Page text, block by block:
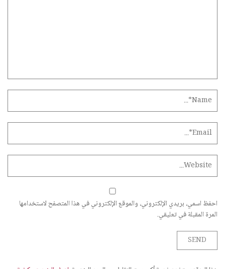
احفظ اسمي، بريدي الإلكتروني، والموقع الإلكتروني في هذا المتصفح لاستخدامها
المرة المقبلة في تعليقي.